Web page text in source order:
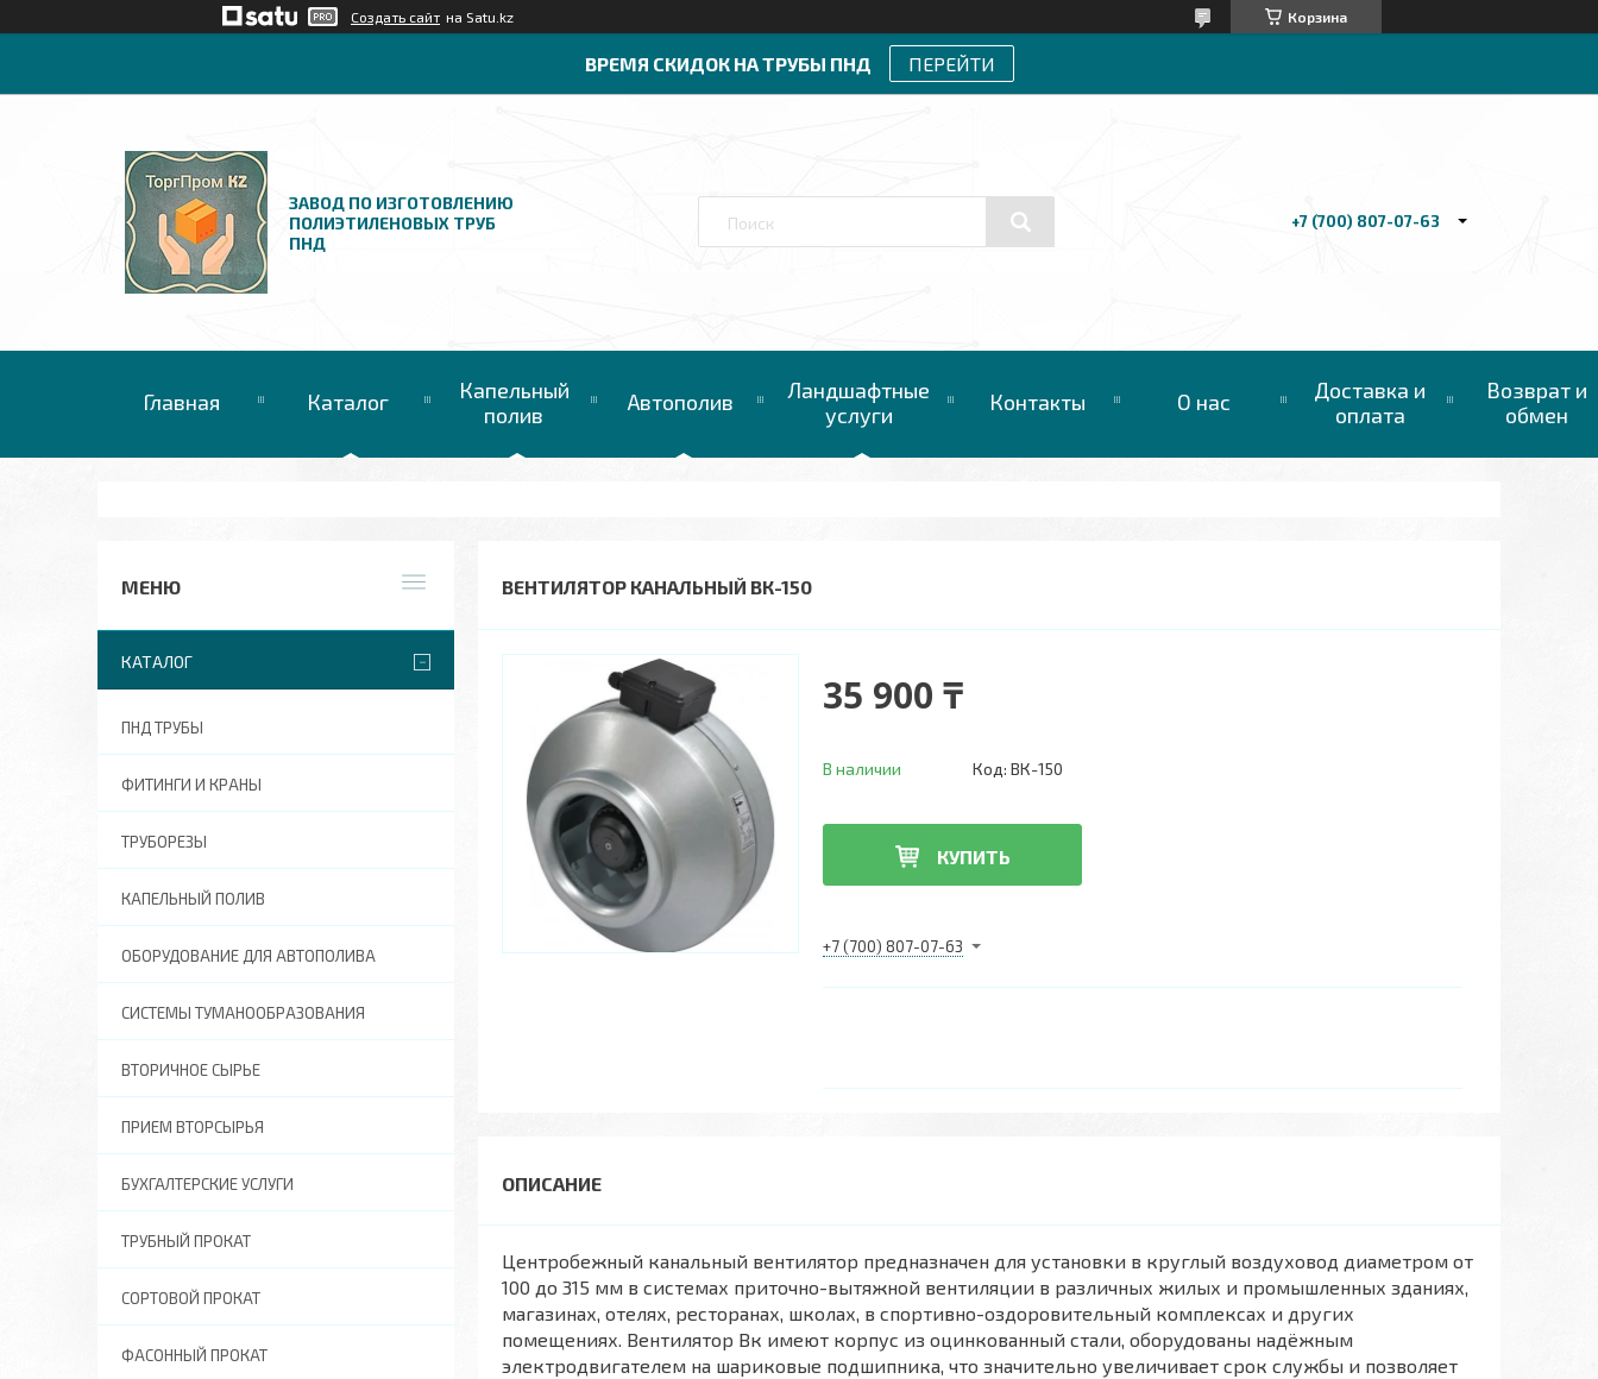
Создать сайт на Satu.kz Корзина
ВРЕМЯ СКИДОК НА ТРУБЫ ПНД ПЕРЕЙТИ
ЗАВОД ПО ИЗГОТОВЛЕНИЮ
ПОЛИЭТИЛЕНОВЫХ ТРУБ
ПНД
+7 (700) 807-07-63
Главная Каталог
Капельный
полив
Автополив
Ландшафтные
услуги
Контакты О нас
Доставка и
оплата
Возврат и
обмен
ВЕНТИЛЯТОР КАНАЛЬНЫЙ ВК-150
35 900 ₸
В наличии Код: ВК-150
КУПИТЬ
+7 (700) 807-07-63
Центробежный канальный вентилятор предназначен для установки в круглый воздуховод диаметром от
100 до 315 мм в системах приточно-вытяжной вентиляции в различных жилых и промышленных зданиях,
магазинах, отелях, ресторанах, школах, в спортивно-оздоровительный комплексах и других
помещениях. Вентилятор Вк имеют корпус из оцинкованный стали, оборудованы надёжным
электродвигателем на шариковые подшипника, что значительно увеличивает срок службы и позволяет
КАТАЛОГ
ПНД ТРУБЫ
ФИТИНГИ И КРАНЫ
ТРУБОРЕЗЫ
КАПЕЛЬНЫЙ ПОЛИВ
ОБОРУДОВАНИЕ ДЛЯ АВТОПОЛИВА
СИСТЕМЫ ТУМАНООБРАЗОВАНИЯ
ВТОРИЧНОЕ СЫРЬЕ
ПРИЕМ ВТОРСЫРЬЯ
БУХГАЛТЕРСКИЕ УСЛУГИ
ТРУБНЫЙ ПРОКАТ
СОРТОВОЙ ПРОКАТ
ФАСОННЫЙ ПРОКАТ